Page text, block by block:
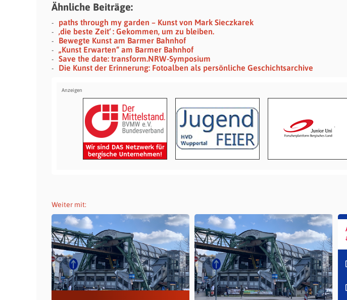
Ähnliche Beiträge:
paths through my garden – Kunst von Mark Sieczkarek
‚die beste Zeit‘ : Gekommen, um zu bleiben.
Bewegte Kunst am Barmer Bahnhof
„Kunst Erwarten“ am Barmer Bahnhof
Save the date: transform.NRW-Symposium
Die Kunst der Erinnerung: Fotoalben als persönliche Geschichtsarchive
Weiter mit: